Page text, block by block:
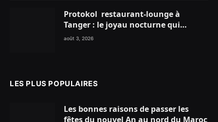
Protokol restaurant-lounge à
Tanger : le joyau nocturne qui
réinvente vos soirées
août 3, 2026
LES PLUS POPULAIRES
Les bonnes raisons de passer les
fêtes du nouvel An au nord du Maroc